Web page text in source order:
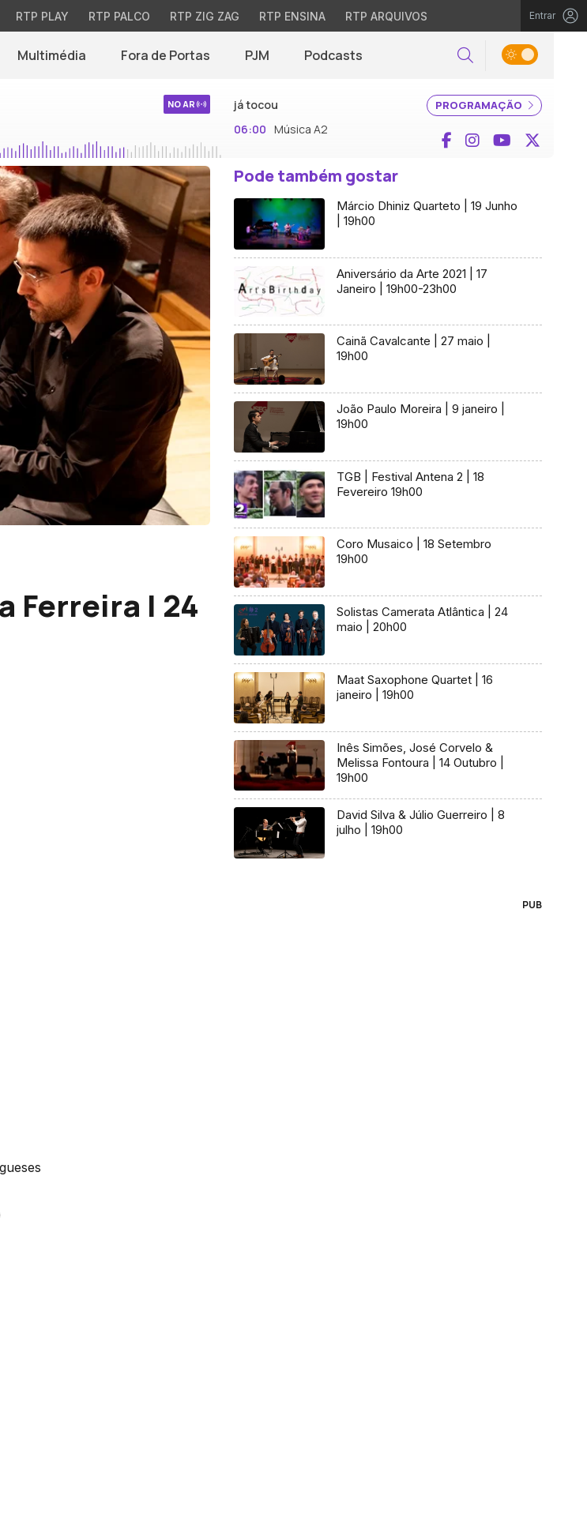
RTP PLAY RTP PALCO RTP ZIG ZAG RTP ENSINA RTP ARQUIVOS Entrar
Multimédia Fora de Portas PJM Podcasts Pesquisar
NO AR PROGRAMAÇÃO
já tocou
06:00 Música A2 Facebook
InstagramYouTube
Ferreira | 24
Pode também gostar
Márcio Dhiniz Quarteto | 19 Junho
| 19h00
Aniversário da Arte 2021 | 17
Janeiro | 19h00-23h00
Cainã Cavalcante | 27 maio |
19h00
João Paulo Moreira | 9 janeiro |
19h00
TGB | Festival Antena 2 | 18
Fevereiro 19h00
Coro Musaico | 18 Setembro
19h00
Solistas Camerata Atlântica | 24
maio | 20h00
Maat Saxophone Quartet | 16
janeiro | 19h00
Inês Simões, José Corvelo &
Melissa Fontoura | 14 Outubro |
19h00
David Silva & Júlio Guerreiro | 8
julho | 19h00
PUB